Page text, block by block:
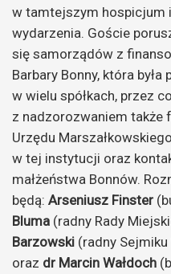
w tamtejszym hospicjum
wydarzenia. Goście
się samorządów z
Barbary Bonny, która
w wielu spółkach, przez
z nadzorozwaniem także
Urzędu
w tej instytucji oraz
małżeństwa Bonnów.
będą: Arseniusz Finster
Bluma (radny Rady
Barzowski (radny
oraz dr Marcin Wałdoch